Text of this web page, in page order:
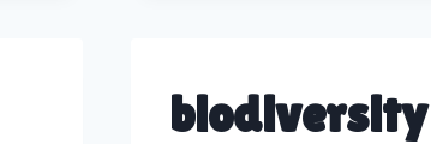
biodiversity